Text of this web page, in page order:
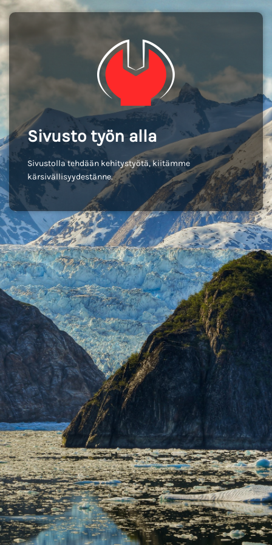
Sivusto työn alla
Sivustolla tehdään kehitystyötä, kiitämme
kärsivällisyydestänne.